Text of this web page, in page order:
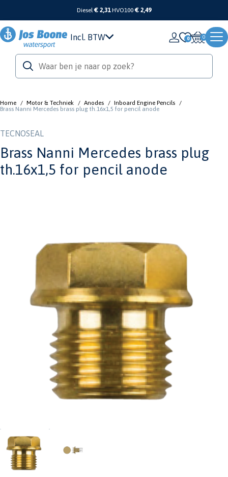
Diesel€ 2,31 HVO100 € 2,49
Incl. BTW 0
Home / Motor & Techniek / Anodes / Inboard Engine Pencils /
Brass Nanni Mercedes brass plug th.16x1,5 for pencil anode
TECNOSEAL
Brass Nanni Mercedes brass plug
th.16x1,5 for pencil anode